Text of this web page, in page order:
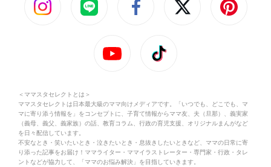
＜ママスタセレクトとは＞
ママスタセレクトは日本最大級のママ向けメディアです。「いつでも、どこでも、マ
マに寄り添う情報を」をコンセプトに、子育て情報からママ友、夫（旦那）、義実家
（義母、義父、義家族）の話、教育コラム、行政の育児支援、オリジナルまんがなど
を日々配信しています。
不安なとき・笑いたいとき・泣きたいとき・息抜きしたいときなど、ママの日常に寄
り添った記事をお届け！ママライター・ママイラストレーター・専門家・行政・タレ
ントなどが協力して、「ママのお悩み解決」を目指していきます。